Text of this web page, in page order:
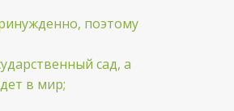
поэтому
сад, а
в мир;